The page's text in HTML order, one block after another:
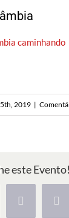
2019 |
este Evento!
X